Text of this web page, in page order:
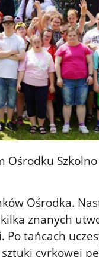
Ośrodku
Ośrodka.
kilka znanych
tańcach
cyrkowej